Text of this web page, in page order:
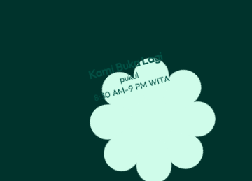
Kami Buka Lagi
pukul
8:30 AM-9 PM WITA